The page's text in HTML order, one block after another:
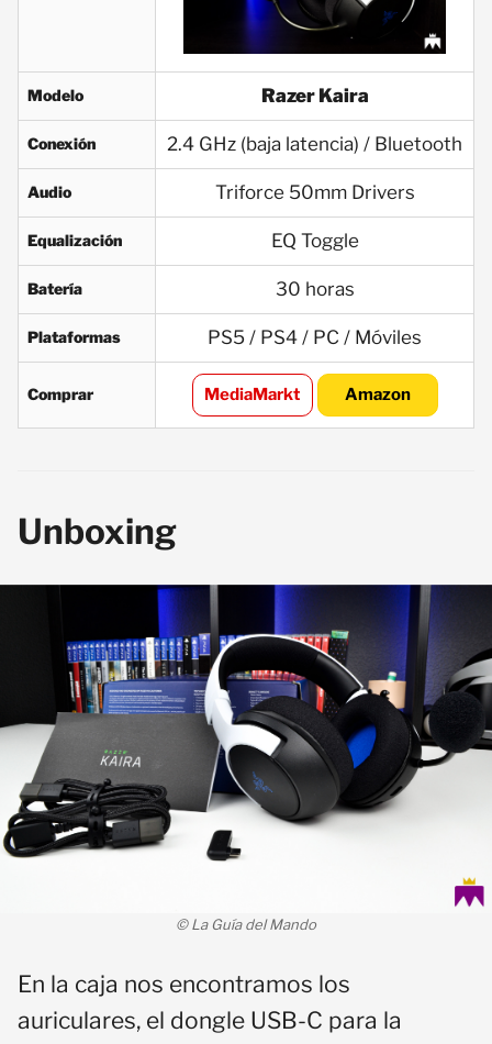
Modelo Razer Kaira
Conexión 2.4 GHz (baja latencia) / Bluetooth
Audio Triforce 50mm Drivers
Equalización EQ Toggle
Batería 30 horas
Plataformas PS5 / PS4 / PC / Móviles
Comprar MediaMarkt Amazon
Unboxing
© La Guía del Mando
En la caja nos encontramos los
auriculares, el dongle USB-C para la